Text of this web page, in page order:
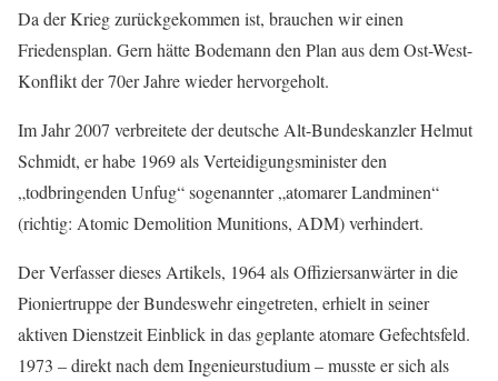
Da der Krieg zurückgekommen ist, brauchen wir einen
Friedensplan. Gern hätte Bodemann den Plan aus dem Ost-West-
Konflikt der 70er Jahre wieder hervorgeholt.
Im Jahr 2007 verbreitete der deutsche Alt-Bundeskanzler Helmut
Schmidt, er habe 1969 als Verteidigungsminister den
„todbringenden Unfug“ sogenannter „atomarer Landminen“
(richtig: Atomic Demolition Munitions, ADM) verhindert.
Der Verfasser dieses Artikels, 1964 als Offiziersanwärter in die
Pioniertruppe der Bundeswehr eingetreten, erhielt in seiner
aktiven Dienstzeit Einblick in das geplante atomare Gefechtsfeld.
1973 – direkt nach dem Ingenieurstudium – musste er sich als